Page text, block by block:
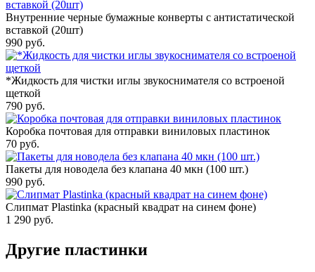
Внутренние черные бумажные конверты с антистатической
вставкой (20шт)
990 руб.
*Жидкость для чистки иглы звукоснимателя со встроеной
щеткой
790 руб.
Коробка почтовая для отправки виниловых пластинок
70 руб.
Пакеты для новодела без клапана 40 мкн (100 шт.)
990 руб.
Слипмат Plastinka (красный квадрат на синем фоне)
1 290 руб.
Другие пластинки